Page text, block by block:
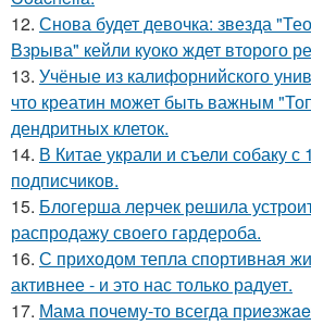
12. Снова будет девочка: звезда
Взрыва" кейли куоко ждет второго
13. Учёные из калифорнийского
что креатин может быть важным
дендритных клеток.
14. В Китае украли и съели собаку с
подписчиков.
15. Блогерша лерчек решила
распродажу своего гардероба.
16. С приходом тепла спортивная
активнее - и это нас только радует.
17. Мама почему-то всегда